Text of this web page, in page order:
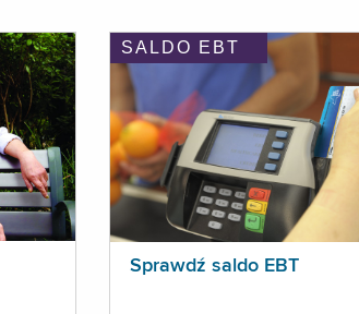
SALDO EBT
Sprawdź saldo EBT